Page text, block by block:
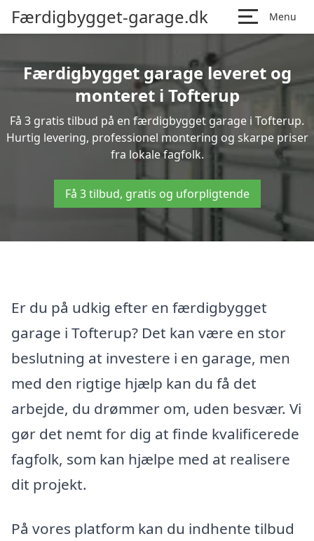
Færdigbygget-garage.dk Menu
Færdigbygget garage leveret og
monteret i Tofterup
Få 3 gratis tilbud på en færdigbygget garage i Tofterup.
Hurtig levering, professionel montering og skarpe priser
fra lokale fagfolk.
Få 3 tilbud, gratis og uforpligtende
Er du på udkig efter en færdigbygget
garage i Tofterup? Det kan være en stor
beslutning at investere i en garage, men
med den rigtige hjælp kan du få det
arbejde, du drømmer om, uden besvær. Vi
gør det nemt for dig at finde kvalificerede
fagfolk, som kan hjælpe med at realisere
dit projekt.
På vores platform kan du indhente tilbud